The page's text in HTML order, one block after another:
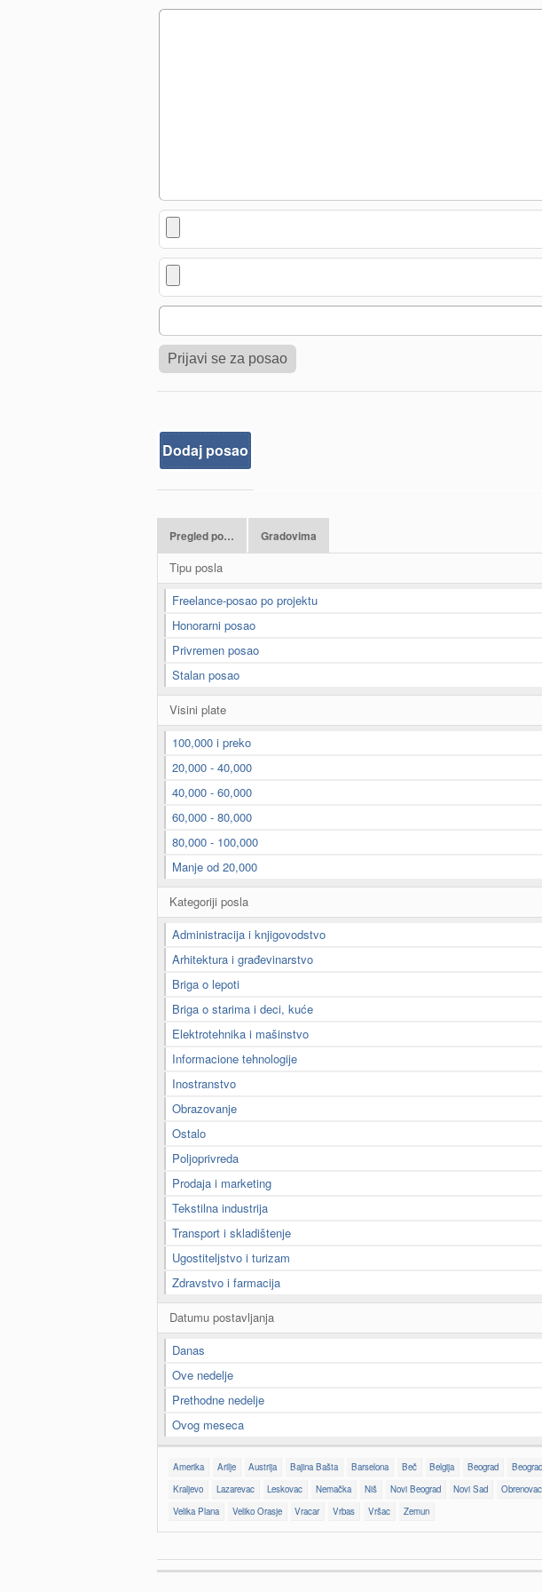
Dodaj posao
Pregled po… Gradovima
Tipu posla
Freelance-posao po projektu
Honorarni posao
Privremen posao
Stalan posao
Visini plate
100,000 i preko
20,000 - 40,000
40,000 - 60,000
60,000 - 80,000
80,000 - 100,000
Manje od 20,000
Kategoriji posla
Administracija i knjigovodstvo
Arhitektura i građevinarstvo
Briga o lepoti
Briga o starima i deci, kuće
Elektrotehnika i mašinstvo
Informacione tehnologije
Inostranstvo
Obrazovanje
Ostalo
Poljoprivreda
Prodaja i marketing
Tekstilna industrija
Transport i skladištenje
Ugostiteljstvo i turizam
Zdravstvo i farmacija
Datumu postavljanja
Danas
Ove nedelje
Prethodne nedelje
Ovog meseca
Amerika Arilje Austrija Bajina Bašta Barselona Beč Belgija Beograd
Kraljevo
Lazarevac Leskovac Nemačka Niš Novi Beograd Novi Sad Obrenovac
Velika Plana
Veliko Orasje Vracar Vrbas Vršac Zemun